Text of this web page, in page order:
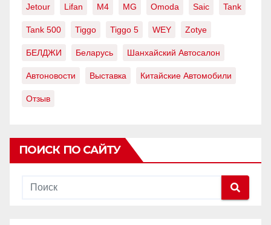
Jetour Lifan M4 MG Omoda Saic Tank
Tank 500 Tiggo Tiggo 5 WEY Zotye
БЕЛДЖИ Беларусь Шанхайский Автосалон
Автоновости Выставка Китайские Автомобили
Отзыв
ПОИСК ПО САЙТУ